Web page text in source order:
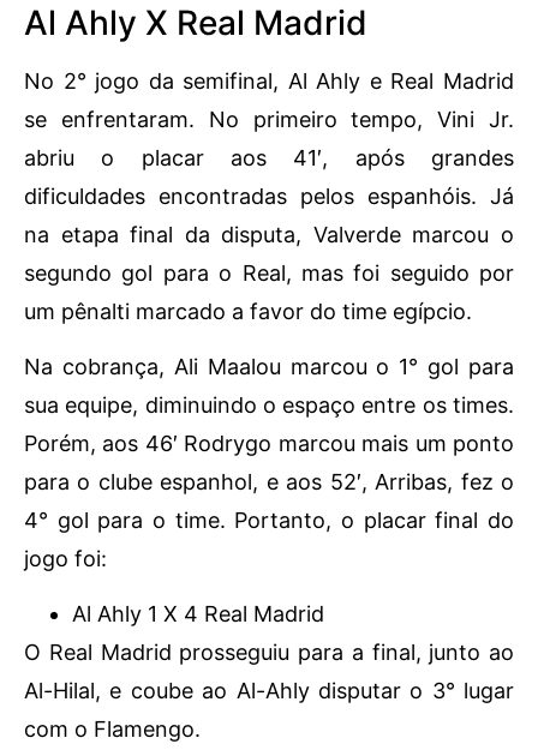
Al Ahly X Real Madrid
No 2° jogo da semifinal, Al Ahly e Real Madrid
se enfrentaram. No primeiro tempo, Vini Jr.
abriu o placar aos 41′, após grandes
dificuldades encontradas pelos espanhóis. Já
na etapa final da disputa, Valverde marcou o
segundo gol para o Real, mas foi seguido por
um pênalti marcado a favor do time egípcio.
Na cobrança, Ali Maalou marcou o 1° gol para
sua equipe, diminuindo o espaço entre os times.
Porém, aos 46′ Rodrygo marcou mais um ponto
para o clube espanhol, e aos 52′, Arribas, fez o
4° gol para o time. Portanto, o placar final do
jogo foi:
Al Ahly 1 X 4 Real Madrid
O Real Madrid prosseguiu para a final, junto ao
Al-Hilal, e coube ao Al-Ahly disputar o 3° lugar
com o Flamengo.